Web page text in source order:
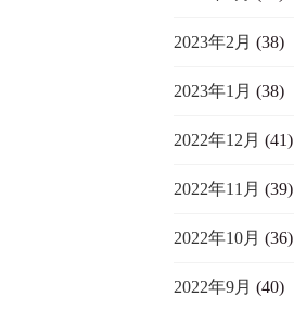
2023年2月 (38)
2023年1月 (38)
2022年12月 (41)
2022年11月 (39)
2022年10月 (36)
2022年9月 (40)